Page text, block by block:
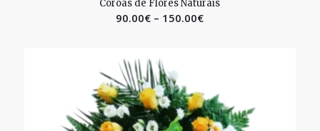
Coroas de Flores Naturais
90.00€ – 150.00€